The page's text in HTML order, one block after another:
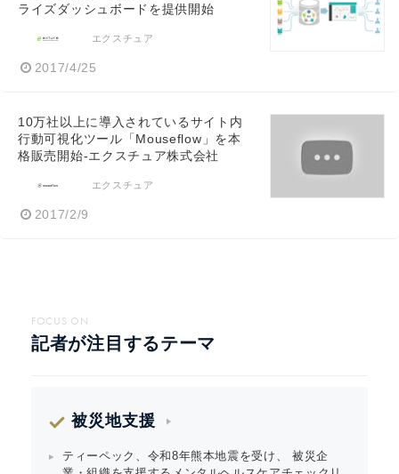
ライズダッシュボードを提供開始
エクスチュア
2017/4/25
10万社以上に導入されているサイト内
行動可視化ツール「Mouseflow」を本
格販売開始-エクスチュア株式会社
エクスチュア
2017/2/9
FOCUS ON
記者が注目するテーマ
被災地支援
ティーペック、令和8年熊本地震を受け、 被災企